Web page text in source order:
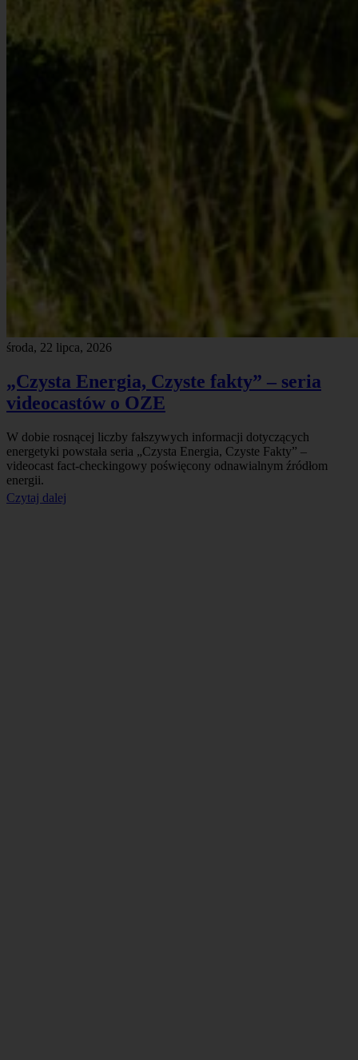
środa, 22 lipca, 2026
„Czysta Energia, Czyste fakty” – seria
videocastów o OZE
W dobie rosnącej liczby fałszywych informacji dotyczących
energetyki powstała seria „Czysta Energia, Czyste Fakty” –
videocast fact-checkingowy poświęcony odnawialnym źródłom
energii.
Czytaj dalej